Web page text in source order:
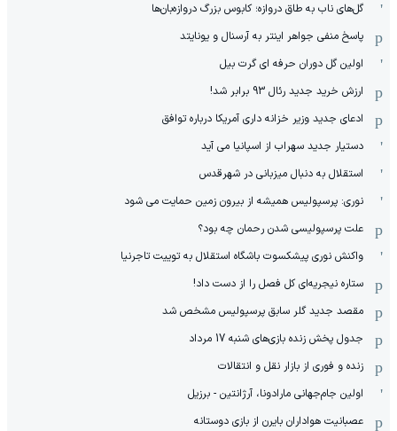
گل‌های ناب به طاق دروازه؛ کابوس بزرگ دروازه‌بان‌ها
پاسخ منفی جواهر اینتر به آرسنال و یونایتد
اولین گل دوران حرفه ای گرت بیل
ارزش خرید جدید رئال 93 برابر شد!
ادعای جدید وزیر خزانه داری آمریکا درباره توافق
دستیار جدید سهراب از اسپانیا می آید
استقلال به دنبال میزبانی در شهرقدس
نوری: پرسپولیس همیشه از بیرون زمین حمایت می شود
علت پرسپولیسی شدن رحمان چه بود؟
واکنش نوری پیشکسوت باشگاه استقلال به توییت تاجرنیا
ستاره نیجریه‌ای کل فصل را از دست داد!
مقصد جدید گلر سابق پرسپولیس مشخص شد
جدول پخش زنده بازی‌های شنبه 17 مرداد
زنده و فوری از بازار نقل و انتقالات
اولین جام‌جهانی مارادونا، آرژانتین - برزیل
عصبانیت هواداران بایرن از بازی دوستانه